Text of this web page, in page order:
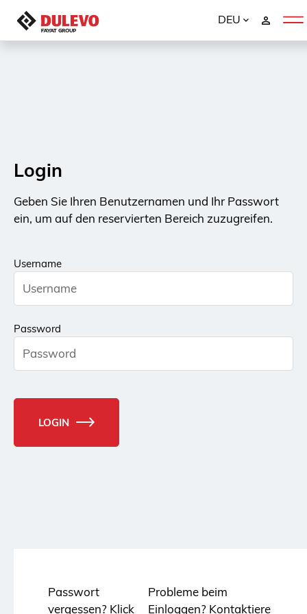
DEU
Login
Geben Sie Ihren Benutzernamen und Ihr Passwort
ein, um auf den reservierten Bereich zuzugreifen.
Username
Password
LOGIN
Passwort
vergessen? Klick
Probleme beim
Einloggen? Kontaktiere